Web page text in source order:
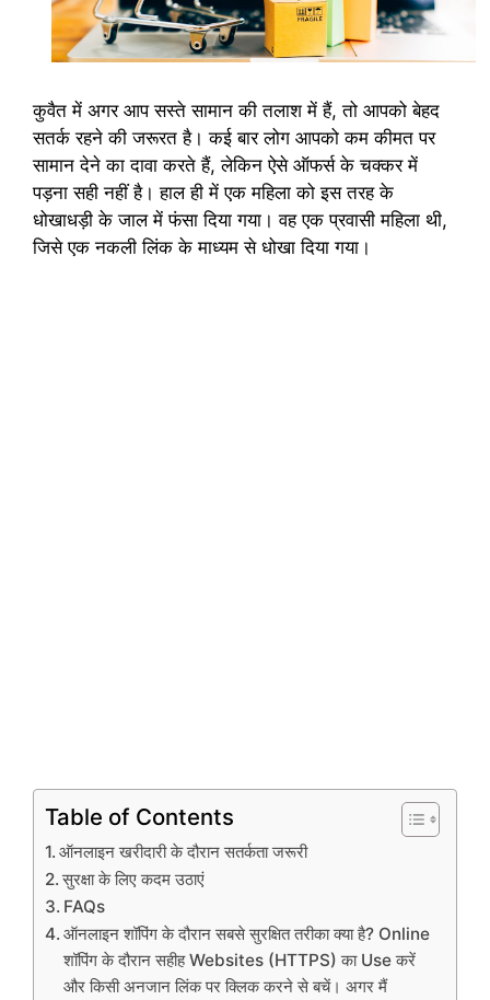
कुवैत में अगर आप सस्ते सामान की तलाश में हैं, तो आपको बेहद
सतर्क रहने की जरूरत है। कई बार लोग आपको कम कीमत पर
सामान देने का दावा करते हैं, लेकिन ऐसे ऑफर्स के चक्कर में
पड़ना सही नहीं है। हाल ही में एक महिला को इस तरह के
धोखाधड़ी के जाल में फंसा दिया गया। वह एक प्रवासी महिला थी,
जिसे एक नकली लिंक के माध्यम से धोखा दिया गया।
Table of Contents
ऑनलाइन खरीदारी के दौरान सतर्कता जरूरी
सुरक्षा के लिए कदम उठाएं
FAQs
ऑनलाइन शॉपिंग के दौरान सबसे सुरक्षित तरीका क्या है? Online
शॉपिंग के दौरान सहीह Websites (HTTPS) का Use करें
और किसी अनजान लिंक पर क्लिक करने से बचें। अगर मैं